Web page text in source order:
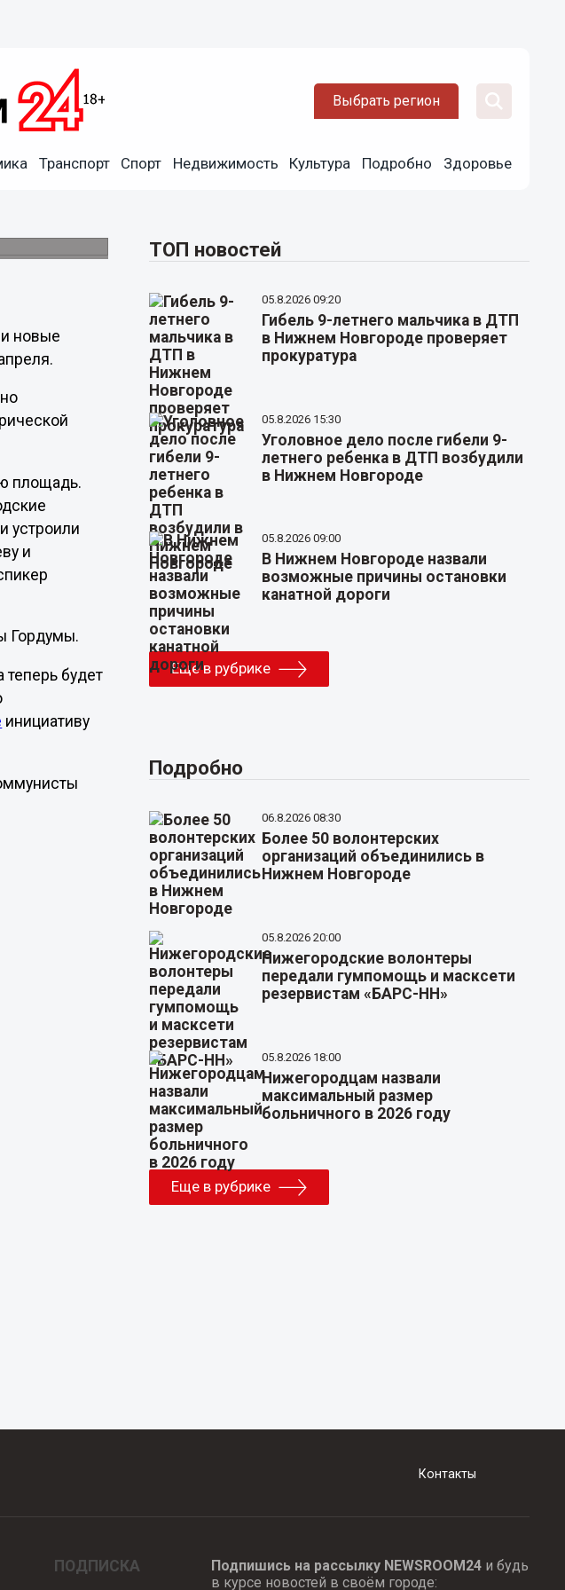
Выбрать регион
Транспорт Спорт Недвижимость Культура Подробно Здоровье
новые
площадь.
устроили
и
Гордумы.
будет
инициативу
ТОП новостей
05.8.2026 09:20
Гибель 9-летнего мальчика в ДТП
в Нижнем Новгороде проверяет
прокуратура
05.8.2026 15:30
Уголовное дело после гибели 9-
летнего ребенка в ДТП возбудили
в Нижнем Новгороде
05.8.2026 09:00
В Нижнем Новгороде назвали
возможные причины остановки
канатной дороги
Еще в рубрике
Подробно
06.8.2026 08:30
Более 50 волонтерских
организаций объединились в
Нижнем Новгороде
05.8.2026 20:00
Нижегородские волонтеры
передали гумпомощь и масксети
резервистам «БАРС-НН»
05.8.2026 18:00
Нижегородцам назвали
максимальный размер
больничного в 2026 году
Еще в рубрике
Контакты
ПОДПИСКА Подпишись на рассылку NEWSROOM24и будь
в курсе новостей в своём городе: